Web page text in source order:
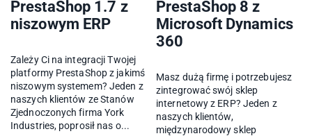
PrestaShop 1.7 z
niszowym ERP
Zależy Ci na integracji Twojej
platformy PrestaShop z jakimś
niszowym systemem? Jeden z
naszych klientów ze Stanów
Zjednoczonych firma York
Industries, poprosił nas o...
PrestaShop 8 z
Microsoft Dynamics
360
Masz dużą firmę i potrzebujesz
zintegrować swój sklep
internetowy z ERP? Jeden z
naszych klientów,
międzynarodowy sklep